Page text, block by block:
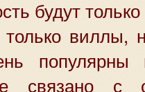
будут
виллы,
связано с